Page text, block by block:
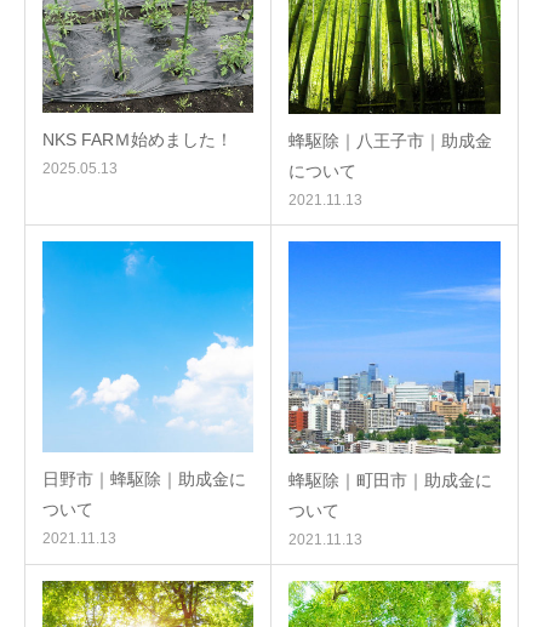
NKS FARＭ始めました！
2025.05.13
蜂駆除｜八王子市｜助成金
について
2021.11.13
日野市｜蜂駆除｜助成金に
ついて
2021.11.13
蜂駆除｜町田市｜助成金に
ついて
2021.11.13